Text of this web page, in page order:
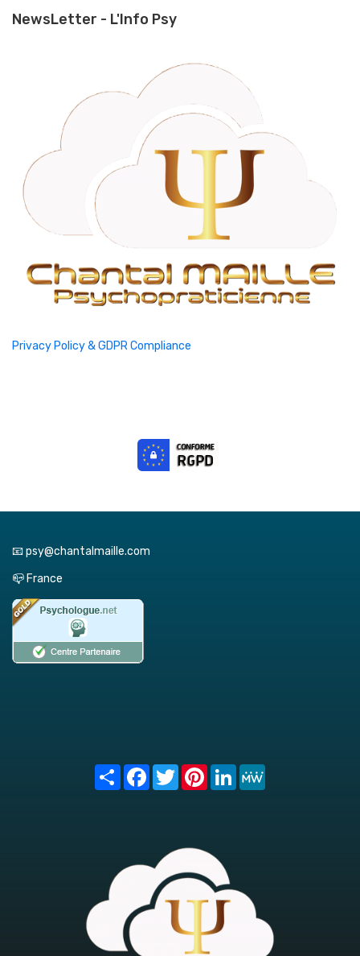
NewsLetter - L'Info Psy
Privacy Policy & GDPR Compliance
📧 psy@chantalmaille.com
📪 France
Share FacebookTwitterPinterest
LinkedIn